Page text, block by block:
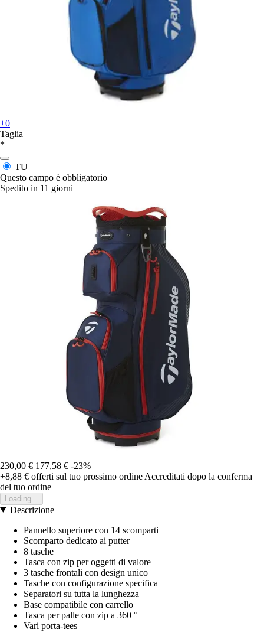
+0
Taglia
*
TU
Questo campo è obbligatorio
Spedito in 11 giorni
230,00 € 177,58 € -23%
+8,88 € offerti sul tuo prossimo ordine Accreditati dopo la conferma
del tuo ordine
Loading...
Descrizione
Pannello superiore con 14 scomparti
Scomparto dedicato ai putter
8 tasche
Tasca con zip per oggetti di valore
3 tasche frontali con design unico
Tasche con configurazione specifica
Separatori su tutta la lunghezza
Base compatibile con carrello
Tasca per palle con zip a 360 °
Vari porta-tees